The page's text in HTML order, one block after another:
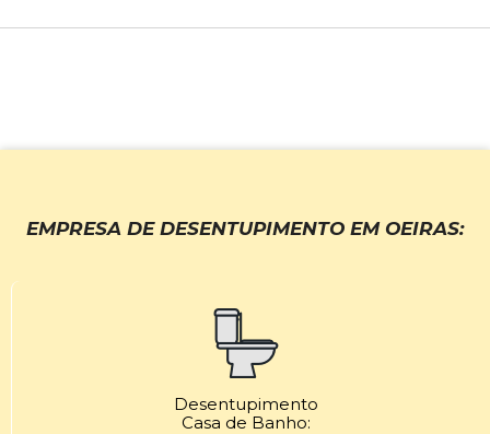
EMPRESA DE DESENTUPIMENTO EM OEIRAS:
Desentupimento
Casa de Banho: